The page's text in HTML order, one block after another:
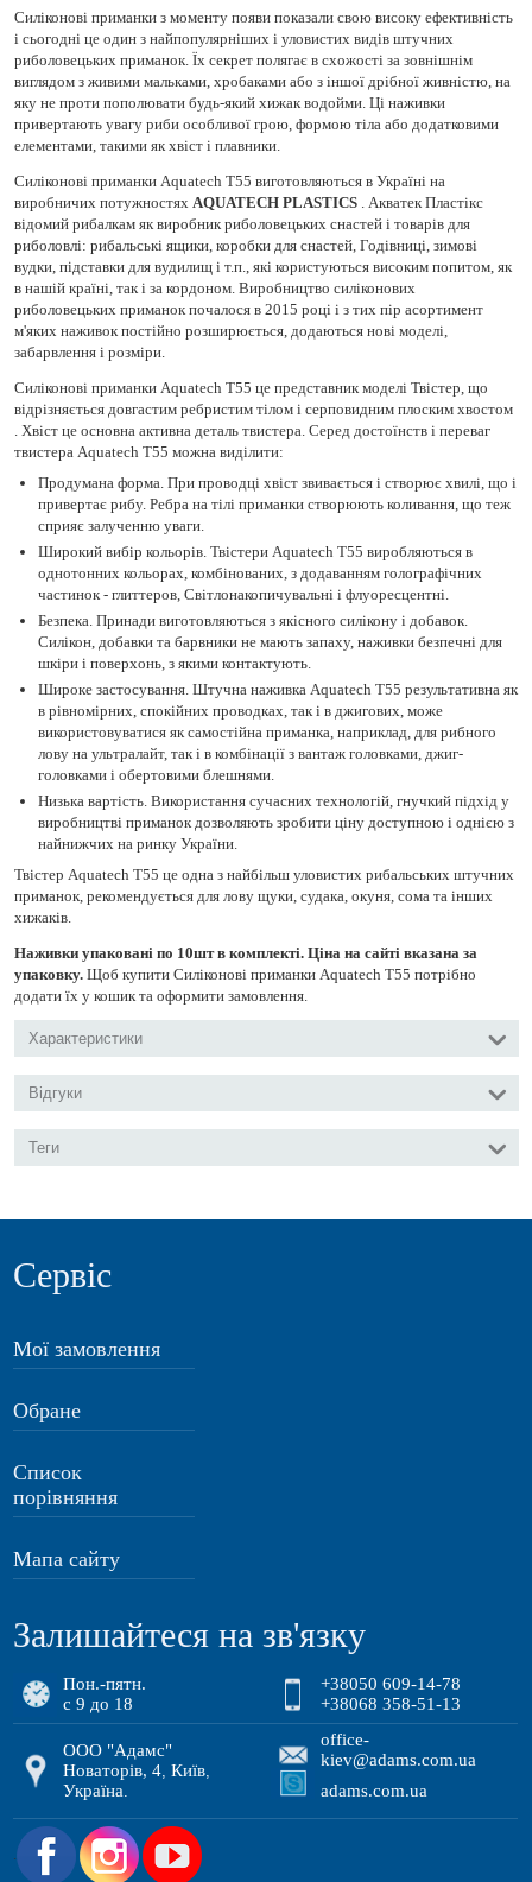
Силіконові приманки з моменту появи показали свою високу ефективність
і сьогодні це один з найпопулярніших і уловистих видів штучних
риболовецьких приманок. Їх секрет полягає в схожості за зовнішнім
виглядом з живими мальками, хробаками або з іншої дрібної живністю, на
яку не проти пополювати будь-який хижак водойми. Ці наживки
привертають увагу риби особливої ​​грою, формою тіла або додатковими
елементами, такими як хвіст і плавники.
Силіконові приманки Aquatech Т55 виготовляються в Україні на
виробничих потужностях AQUATECH PLASTICS
. Акватек Пластікс
відомий рибалкам як виробник риболовецьких снастей і товарів для
риболовлі: рибальські ящики, коробки для снастей, Годівниці, зимові
вудки, підставки для вудилищ і т.п., які користуються високим попитом, як
в нашій країні, так і за кордоном. Виробництво силіконових
риболовецьких приманок почалося в 2015 році і з тих пір асортимент
м'яких наживок постійно розширюється, додаються нові моделі,
забарвлення і розміри.
Силіконові приманки Aquatech Т55 це представник моделі Твістер, що
відрізняється довгастим ребристим тілом і серповидним плоским хвостом
. Хвіст це основна активна деталь твистера. Серед достоїнств і переваг
твистера Aquatech Т55 можна виділити:
Продумана форма. При проводці хвіст звивається і створює хвилі, що і
привертає рибу. Ребра на тілі приманки створюють коливання, що теж
сприяє залученню уваги.
Широкий вибір кольорів. Твістери Aquatech Т55 виробляються в
однотонних кольорах, комбінованих, з додаванням голографічних
частинок - глиттеров, Світлонакопичувальні і флуоресцентні.
Безпека. Принади виготовляються з якісного силікону і добавок.
Силікон, добавки та барвники не мають запаху, наживки безпечні для
шкіри і поверхонь, з якими контактують.
Широке застосування. Штучна наживка Aquatech Т55 результативна як
в рівномірних, спокійних проводках, так і в джигових, може
використовуватися як самостійна приманка, наприклад, для рибного
лову на ультралайт, так і в комбінації з вантаж головками, джиг-
головками і обертовими блешнями.
Низька вартість. Використання сучасних технологій, гнучкий підхід у
виробництві приманок дозволяють зробити ціну доступною і однією з
найнижчих на ринку України.
Твістер Aquatech Т55 це одна з найбільш уловистих рибальських штучних
приманок, рекомендується для лову щуки, судака, окуня, сома та інших
хижаків.
Наживки упаковані по 10шт в комплекті. Ціна на сайті вказана за
упаковку. Щоб купити Силіконові приманки Aquatech Т55 потрібно
додати їх у кошик та оформити замовлення.
Характеристики
Відгуки
Теги
Сервіс
Мої замовлення
Обране
Список
порівняння
Мапа сайту
Залишайтеся на зв'язку
Пон.-пятн.
с 9 до 18
+38050 609-14-78
+38068 358-51-13
ООО "Адамс"
Новаторів, 4 ,Київ
Україна
office-
kiev@adams.com.ua
adams.com.ua
.